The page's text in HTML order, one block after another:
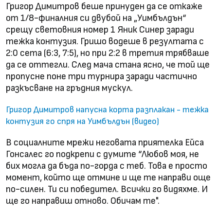
Григор Димитров беше принуден да се откаже
от 1/8-финалния си двубой на „Уимбълдън“
срещу световния номер 1 Яник Синер заради
тежка контузия. Гришо водеше в резултата с
2:0 сета (6:3, 7:5), но при 2:2 в третия трябваше
да се оттегли. След мача стана ясно, че той ще
пропусне поне три турнира заради частично
разкъсване на гръдния мускул.
Григор Димитров напусна корта разплакан - тежка
контузия го спря на Уимбълдън (видео)
В социалните мрежи неговата приятелка Ейса
Гонсалес го подкрепи с думите “Любов моя, не
бих могла да бъда по-горда с теб. Това е просто
момент, който ще отмине и ще те направи още
по-силен. Ти си победител. Всички го видяхме. И
ще ​​го направиш отново. Обичам те".